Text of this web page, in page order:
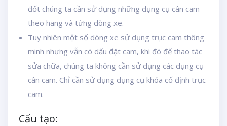
đốt chúng ta cần sử dụng những dụng cụ cân cam
theo hãng và từng dòng xe.
Tuy nhiên một số dòng xe sử dụng trục cam thông
minh nhưng vẫn có dấu đặt cam, khi đó để thao tác
sửa chữa, chúng ta không cần sử dụng các dụng cụ
cân cam. Chỉ cần sử dụng dụng cụ khóa cố định trục
cam.
Cấu tạo: